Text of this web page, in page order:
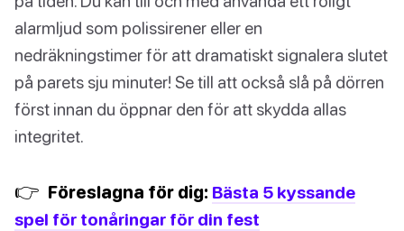
alarmljud som polissirener eller en
nedräkningstimer för att dramatiskt signalera slutet
på parets sju minuter! Se till att också slå på dörren
först innan du öppnar den för att skydda allas
integritet.
👉 Föreslagna för dig: Bästa 5 kyssande
spel för tonåringar för din fest